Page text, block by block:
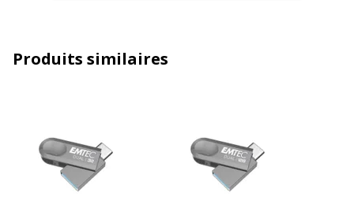
lecture
Caractéristiques générales
Caractéristiques générales
Produits similaires